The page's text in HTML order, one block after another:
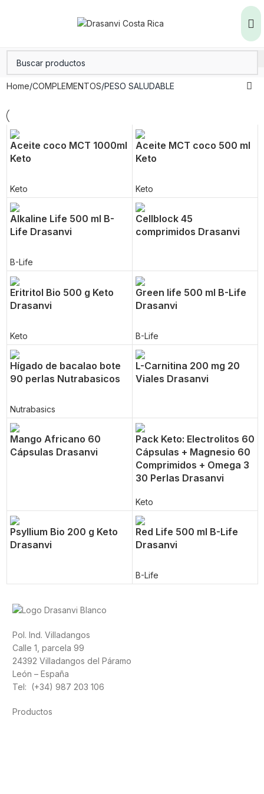
Home COMPLEMENTOS PESO SALUDABLE
Aceite coco MCT 1000ml
Keto
Keto
Aceite MCT coco 500 ml
Keto
Keto
Alkaline Life 500 ml B-
Life Drasanvi
B-Life
Cellblock 45
comprimidos Drasanvi
Eritritol Bio 500 g Keto
Drasanvi
Keto
Green life 500 ml B-Life
Drasanvi
B-Life
Hígado de bacalao bote
90 perlas Nutrabasicos
Nutrabasics
L-Carnitina 200 mg 20
Viales Drasanvi
Mango Africano 60
Cápsulas Drasanvi
Pack Keto: Electrolitos 60
Cápsulas + Magnesio 60
Comprimidos + Omega 3
30 Perlas Drasanvi
Keto
Psyllium Bio 200 g Keto
Drasanvi
Red Life 500 ml B-Life
Drasanvi
B-Life
Pol. Ind. Villadangos
Calle 1, parcela 99
24392 Villadangos del Páramo
León – España
Tel: (+34) 987 203 106
Productos